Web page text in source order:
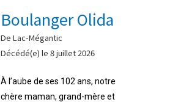
Boulanger Olida
De Lac-Mégantic
Décédé(e) le 8 juillet 2026
À l’aube de ses 102 ans, notre
chère maman, grand-mère et